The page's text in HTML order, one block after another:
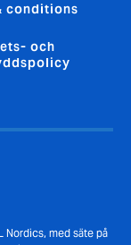
conditions
och
Nordics, med säte på